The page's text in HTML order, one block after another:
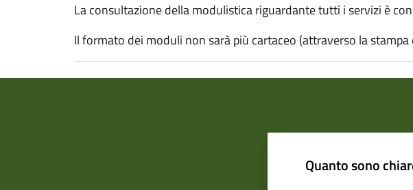
La consultazione della modulistica riguardante tutti i servizi è
Il formato dei moduli non sarà più cartaceo (attraverso la
Quanto sono